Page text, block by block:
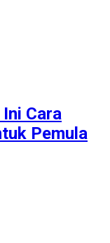
Cara
Pemula